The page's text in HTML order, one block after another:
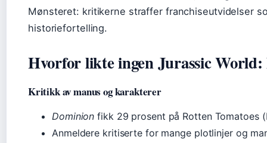
Mønsteret: kritikerne straffer franchiseutvidelser
historiefortelling.
Hvorfor likte ingen Jurassic
Kritikk av manus og karakterer
Dominion fikk 29 prosent på Rotten Tomatoes
Anmeldere kritiserte for mange plotlinjer og